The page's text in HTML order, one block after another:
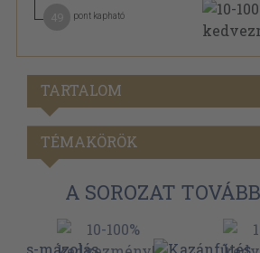
pont kapható
TARTALOM
TÉMAKÖRÖK
A SOROZAT